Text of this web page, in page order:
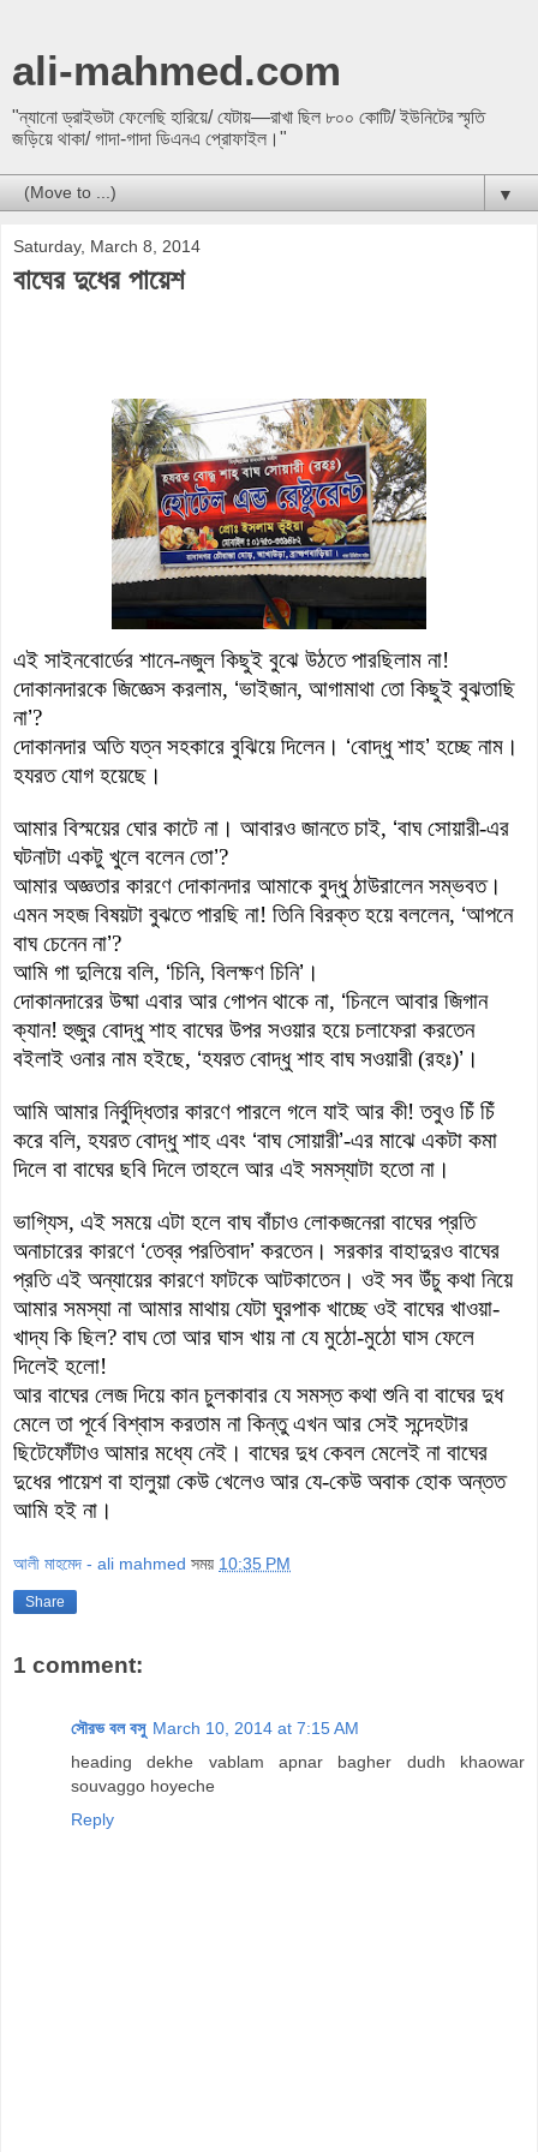
ali-mahmed.com
"ন্যানো ড্রাইভটা ফেলেছি হারিয়ে/ যেটায়—রাখা ছিল ৮০০ কোটি/ ইউনিটের স্মৃতি
জড়িয়ে থাকা/ গাদা-গাদা ডিএনএ প্রোফাইল।"
▼
Saturday, March 8, 2014
বাঘের দুধের পায়েশ
এই সাইনবোর্ডের শানে-নজুল কিছুই বুঝে উঠতে পারছিলাম না!
দোকানদারকে জিজ্ঞেস করলাম, ‘ভাইজান, আগামাথা তো কিছুই বুঝতাছি
না’?
দোকানদার অতি যত্ন সহকারে বুঝিয়ে দিলেন। ‘বোদ্ধু শাহ’ হচ্ছে নাম।
হযরত যোগ হয়েছে।
আমার বিস্ময়ের ঘোর কাটে না। আবারও জানতেচাই, ‘বাঘ সোয়ারী-এর
ঘটনাটা একটু খুলে বলেন তো’?
আমার অজ্ঞতার কারণে দোকানদার আমাকে বুদ্ধু ঠাউরালেন সম্ভবত।
এমন সহজ বিষয়টা বুঝতে পারছি না! তিনি বিরক্ত হয়ে বললেন, ‘আপনে
বাঘ চেনেন না’?
আমি গা দুলিয়ে বলি, ‘চিনি, বিলক্ষণ চিনি’ ।
দোকানদারের উষ্মা এবার আর গোপন থাকে না, ‘চিনলে আবার জিগান
ক্যান! হুজুর বোদ্ধু শাহ বাঘের উপর সওয়ার হয়ে চলাফেরা করতেন
বইলাই ওনার নাম হইছে, ‘হযরত বোদ্ধু শাহ বাঘ সওয়ারী (রহঃ)’ ।
আমি আমার নির্বুদ্ধিতার কারণে পারলে গলে যাই আর কী! তবুও চিঁ চিঁ
করে বলি, হযরত বোদ্ধু শাহ এবং ‘বাঘ সোয়ারী’-এর মাঝে একটা কমা
দিলে বা বাঘের ছবি দিলে তাহলে আর এই সমস্যাটা হতো না।
ভাগ্যিস, এই সময়ে এটা হলে বাঘ বাঁচাও লোকজনেরা বাঘের প্রতি
অনাচারের কারণে ‘তেব্র পরতিবাদ’ করতেন। সরকার বাহাদুরও বাঘের
প্রতি এই অন্যায়ের কারণে ফাটকে আটকাতেন। ওই সব উঁচু কথা নিয়ে
আমার সমস্যা না আমার মাথায় যেটা ঘুরপাক খাচ্ছে ওই বাঘের খাওয়া-
খাদ্য কি ছিল? বাঘ তো আর ঘাস খায় না যে মুঠো-মুঠো ঘাস ফেলে
দিলেই হলো!
আর বাঘের লেজ দিয়ে কান চুলকাবার যে সমস্ত কথা শুনি বা বাঘের দুধ
মেলে তা পূর্বে বিশ্বাস করতাম না কিন্তু এখন আর সেই সন্দেহটার
ছিটেফোঁটাও আমার মধ্যে নেই। বাঘের দুধ কেবল মেলেই না বাঘের
দুধের পায়েশ বা হালুয়া কেউ খেলেও আর যে-কেউ অবাক হোক অন্তত
আমি হই না।
আলী মাহমেদ - ali mahmed সময় 10:35 PM
Share
1 comment:
সৌরভ বল বসু March 10, 2014 at 7:15 AM
heading dekhe vablam apnar bagher dudh khaowar
souvaggo hoyeche
Reply